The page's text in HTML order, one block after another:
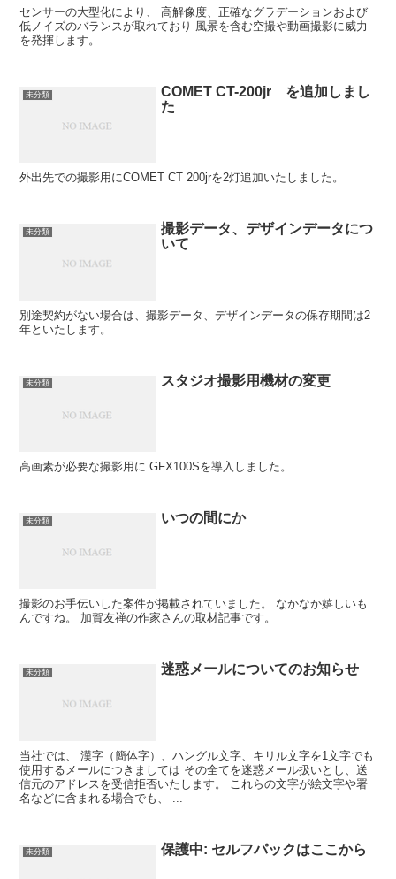
センサーの大型化により、 高解像度、正確なグラデーションおよび
低ノイズのバランスが取れており 風景を含む空撮や動画撮影に威力
を発揮します。
未分類
COMET CT-200jr を追加しまし
た
外出先での撮影用にCOMET CT 200jrを2灯追加いたしました。
未分類
撮影データ、デザインデータにつ
いて
別途契約がない場合は、撮影データ、デザインデータの保存期間は2
年といたします。
未分類 スタジオ撮影用機材の変更
高画素が必要な撮影用に GFX100Sを導入しました。
未分類 いつの間にか
撮影のお手伝いした案件が掲載されていました。 なかなか嬉しいも
んですね。 加賀友禅の作家さんの取材記事です。
未分類 迷惑メールについてのお知らせ
当社では、 漢字（簡体字）、ハングル文字、キリル文字を1文字でも
使用するメールにつきましては その全てを迷惑メール扱いとし、送
信元のアドレスを受信拒否いたします。 これらの文字が絵文字や署
名などに含まれる場合でも、 ...
未分類 保護中: セルフパックはここから